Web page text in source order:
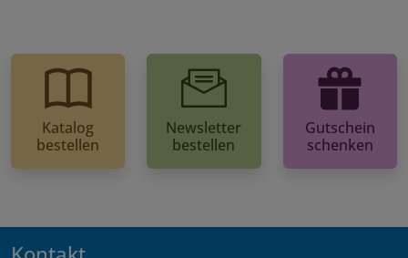
Katalog
bestellen
Newsletter
bestellen
Gutschein
schenken